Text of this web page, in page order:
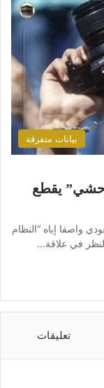
بيانات متفرقة
يقطع
واصفا إياه “النظام
في علاقة…
تعليقات